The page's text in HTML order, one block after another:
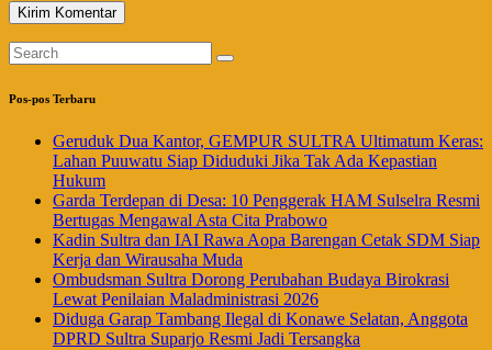
Pos-pos Terbaru
Geruduk Dua Kantor, GEMPUR SULTRA Ultimatum Keras:
Lahan Puuwatu Siap Diduduki Jika Tak Ada Kepastian
Hukum
Garda Terdepan di Desa: 10 Penggerak HAM Sulselra Resmi
Bertugas Mengawal Asta Cita Prabowo
Kadin Sultra dan IAI Rawa Aopa Barengan Cetak SDM Siap
Kerja dan Wirausaha Muda
Ombudsman Sultra Dorong Perubahan Budaya Birokrasi
Lewat Penilaian Maladministrasi 2026
Diduga Garap Tambang Ilegal di Konawe Selatan, Anggota
DPRD Sultra Suparjo Resmi Jadi Tersangka